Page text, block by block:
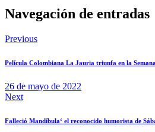
Navegación de entradas
Previous
Película Colombiana La Jauria triunfa en la
26 de mayo de 2022
Next
Falleció Mandíbula‘ el reconocido humorista de